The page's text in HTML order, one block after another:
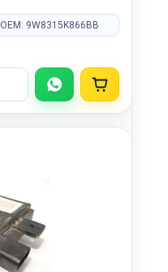
OEM: 9W8315K866BB